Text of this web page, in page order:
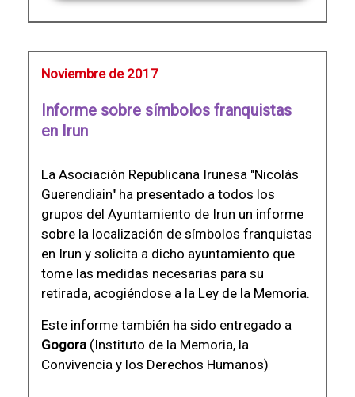
Noviembre de 2017
Informe sobre símbolos franquistas
en Irun
La Asociación Republicana Irunesa "Nicolás
Guerendiain" ha presentado a todos los
grupos del Ayuntamiento de Irun un informe
sobre la localización de símbolos franquistas
en Irun y solicita a dicho ayuntamiento que
tome las medidas necesarias para su
retirada, acogiéndose a la Ley de la Memoria.
Este informe también ha sido entregado a
Gogora (Instituto de la Memoria, la
Convivencia y los Derechos Humanos)